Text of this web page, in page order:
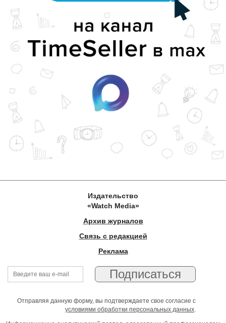
Издательство
«Watch Media»
Архив журналов
Связь с редакцией
Реклама
Отправляя данную форму, вы подтверждаете свое согласие с
условиями обработки персональных данных.